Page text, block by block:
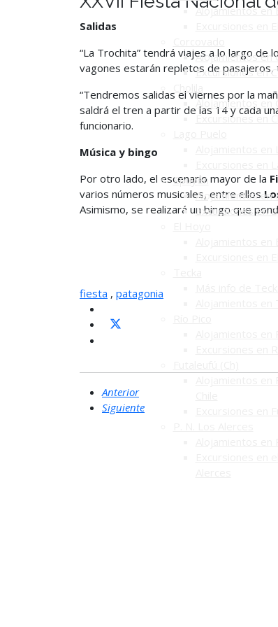
Alojamientos en
Alojamientos en
Excursiones en
Cholila
Alojamientos en
Excursiones en
Epuyén
Alojamientos en
Excursiones en
Salidas
“La Trochita” tendrá viajes a lo largo
vagones estarán repletos de
“Tendremos salidas el viernes por la
saldrá el tren a partir de las 14 y cada
funcionario.
Música y bingo
Por otro lado, el escenario mayor de la
varios números musicales, entre ellos
Asimismo, se realizará un bingo que
fiesta , patagonia
Anterior
Siguiente